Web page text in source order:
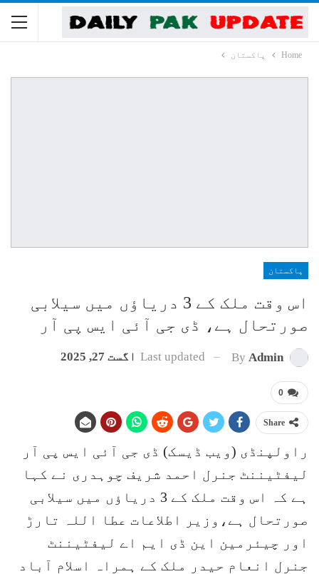
Home پاکستان
پاکستان
اس وقت ملک کے 3 دریاؤں میں سیلابی
صورتحال ہے، ڈی جی آئی ایس پی آر
By Admin
Last updated اگست 27, 2025
0
Share
راولپنڈی (ویب ڈیسک) ڈی جی آئی ایس پی آر
لیفٹیننٹ جنرل احمد شریف چوہدری نے کہا
ہے کہ اس وقت ملک کے 3 دریاؤں میں سیلابی
صورتحال ہے،وزیر اطلاعات عطا اللہ تارڑ
اور چیئرمین این ڈی ایم اے لیفٹیننٹ
جنرل انعام حیدر ملک کے ہمراہ اسلام آباد